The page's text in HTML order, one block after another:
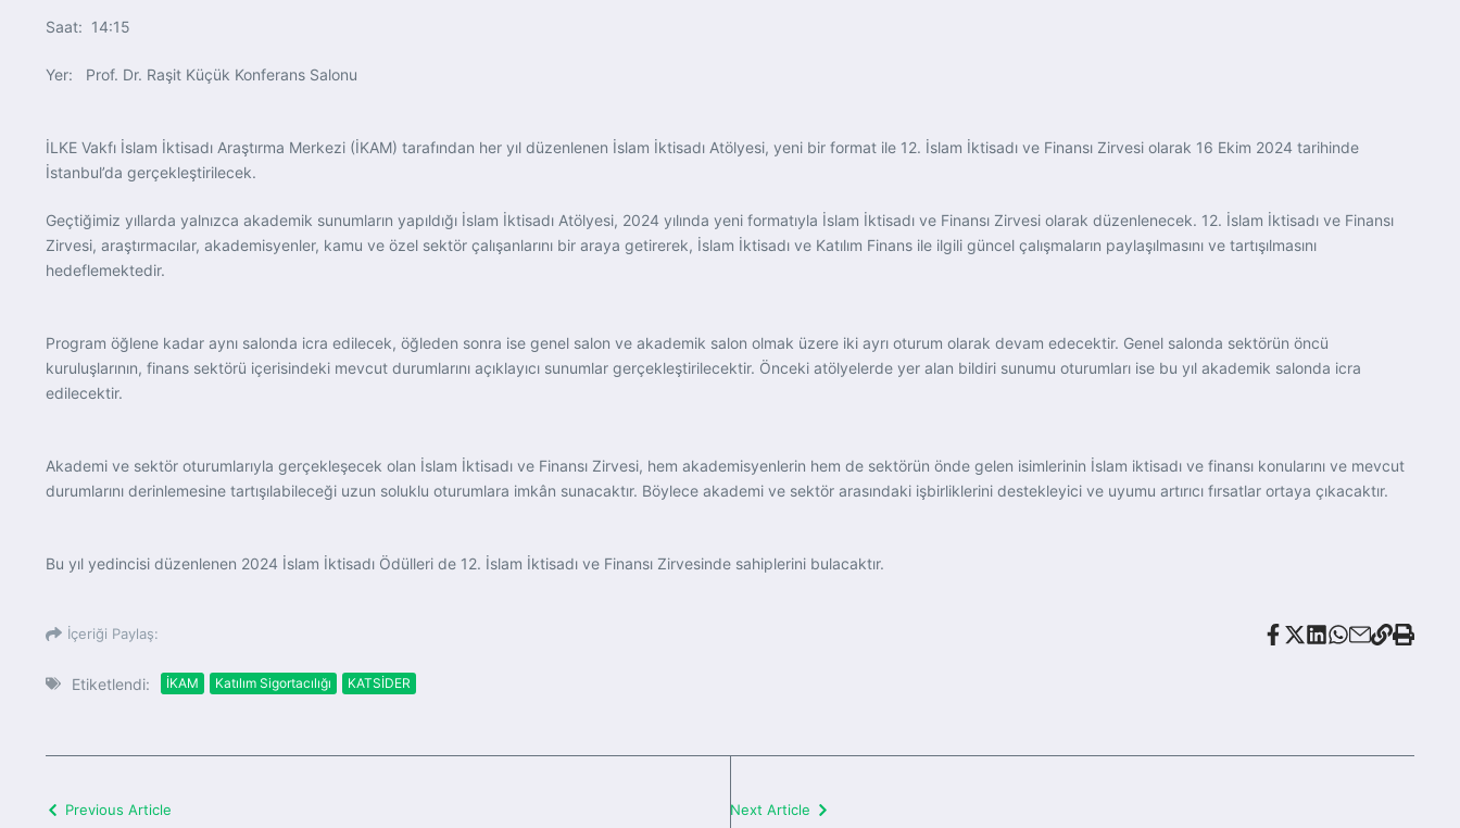
Saat: 14:15
Yer: Prof. Dr. Raşit Küçük Konferans Salonu
İLKE Vakfı İslam İktisadı Araştırma Merkezi (İKAM) tarafından her yıl düzenlenen İslam İktisadı Atölyesi, yeni bir format ile 12. İslam İktisadı ve Finansı Zirvesi olarak 16 Ekim 2024 tarihinde
İstanbul’da gerçekleştirilecek.
Geçtiğimiz yıllarda yalnızca akademik sunumların yapıldığı İslam İktisadı Atölyesi, 2024 yılında yeni formatıyla İslam İktisadı ve Finansı Zirvesi olarak düzenlenecek. 12. İslam İktisadı ve Finansı
Zirvesi, araştırmacılar, akademisyenler, kamu ve özel sektör çalışanlarını bir araya getirerek, İslam İktisadı ve Katılım Finans ile ilgili güncel çalışmaların paylaşılmasını ve tartışılmasını
hedeflemektedir.
Program öğlene kadar aynı salonda icra edilecek, öğleden sonra ise genel salon ve akademik salon olmak üzere iki ayrı oturum olarak devam edecektir. Genel salonda sektörün öncü
kuruluşlarının, finans sektörü içerisindeki mevcut durumlarını açıklayıcı sunumlar gerçekleştirilecektir. Önceki atölyelerde yer alan bildiri sunumu oturumları ise bu yıl akademik salonda icra
edilecektir.
Akademi ve sektör oturumlarıyla gerçekleşecek olan İslam İktisadı ve Finansı Zirvesi, hem akademisyenlerin hem de sektörün önde gelen isimlerinin İslam iktisadı ve finansı konularını ve mevcut
durumlarını derinlemesine tartışılabileceği uzun soluklu oturumlara imkân sunacaktır. Böylece akademi ve sektör arasındaki işbirliklerini destekleyici ve uyumu artırıcı fırsatlar ortaya çıkacaktır.
Bu yıl yedincisi düzenlenen 2024 İslam İktisadı Ödülleri de 12. İslam İktisadı ve Finansı Zirvesinde sahiplerini bulacaktır.
İçeriği Paylaş:
Etiketlendi: İKAM Katılım Sigortacılığı KATSİDER
Previous Article Next Article